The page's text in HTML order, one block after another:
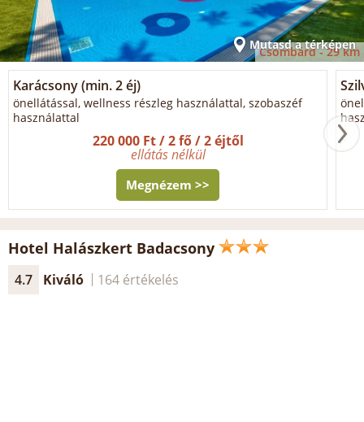
Mutasd a térképen
Csombárd -29 km
Karácsony (min. 2 éj)
önellátással, wellness részleg használattal, szobaszéf
használattal
220 000 Ft / 2 fő / 2 éjtől
ellátás nélkül
Megnézem >>
Hotel Halászkert Badacsony
4.7 Kiváló 164 értékelés